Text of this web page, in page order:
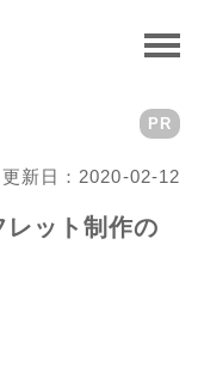
新日：2020-02-12
PR
ット制作の